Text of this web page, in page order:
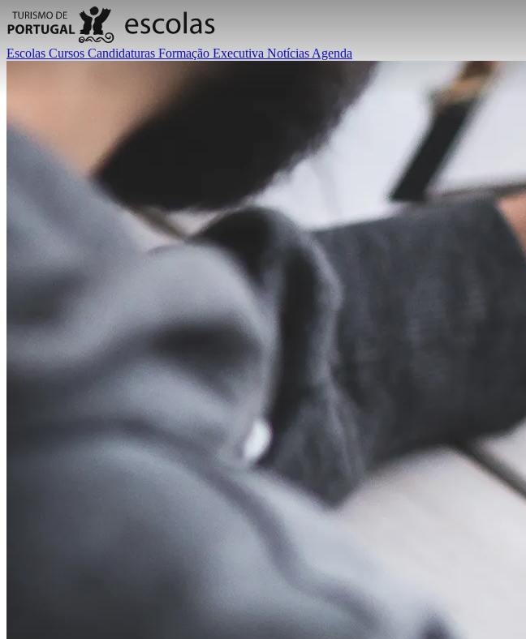
Escolas Cursos Candidaturas Formação Executiva Notícias Agenda